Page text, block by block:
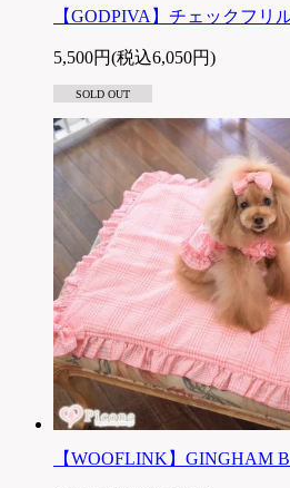
【GODPIVA】チェックフリ
5,500円(税込6,050円)
SOLD OUT
【WOOFLINK】GINGHAM